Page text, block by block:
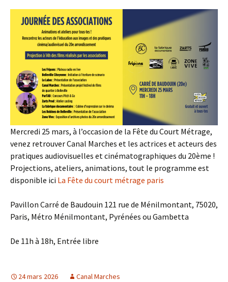
Mercredi 25 mars, à l’occasion de la Fête du Court Métrage,
venez retrouver Canal Marches et les actrices et acteurs des
pratiques audiovisuelles et cinématographiques du 20ème !
Projections, ateliers, animations, tout le programme est
disponible ici La Fête du court métrage paris
Pavillon Carré de Baudouin 121 rue de Ménilmontant, 75020,
Paris, Métro Ménilmontant, Pyrénées ou Gambetta
De 11h à 18h, Entrée libre
24 mars 2026 Canal Marches